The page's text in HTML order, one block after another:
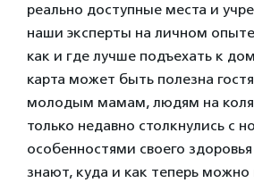
реально доступные места и
наши эксперты на личном
как и где лучше подъехать к
карта может быть полезна
молодым мамам, людям на
только недавно столкнулись с
особенностями своего
знают, куда и как теперь можно